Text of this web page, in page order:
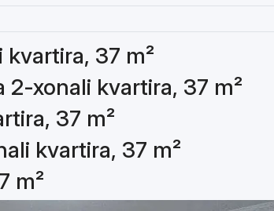
37 m²
xonali kvartira, 37 m²
37 m²
kvartira, 37 m²
m²